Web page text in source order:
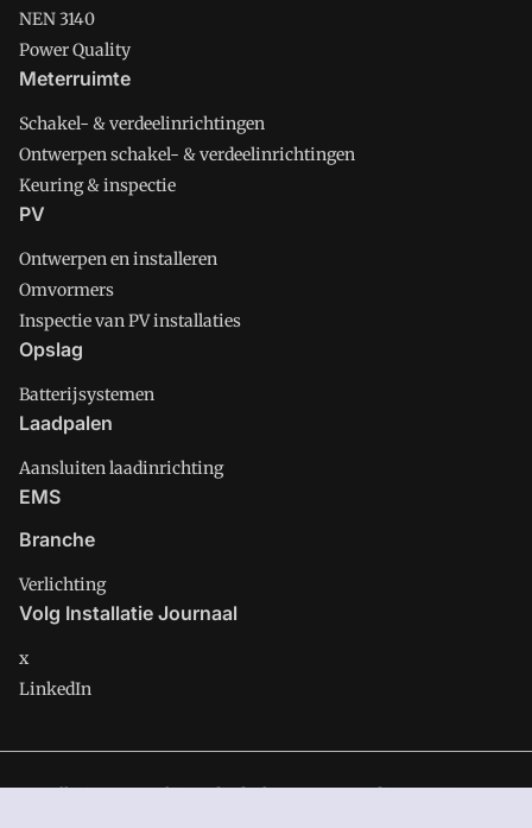
NEN 3140
Power Quality
Meterruimte
Schakel- & verdeelinrichtingen
Ontwerpen schakel- & verdeelinrichtingen
Keuring & inspectie
PV
Ontwerpen en installeren
Omvormers
Inspectie van PV installaties
Opslag
Batterijsystemen
Laadpalen
Aansluiten laadinrichting
EMS
Branche
Verlichting
Volg Installatie Journaal
x
LinkedIn
Installatie Journaal is onderdeel van VMN media. Lees inons